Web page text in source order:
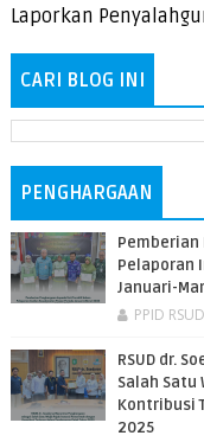
Laporkan
CARI BLOG INI
PENGHARGAAN
Pelaporan
Januari-
PPID
RSUD dr.
Salah
Kontribusi
2025